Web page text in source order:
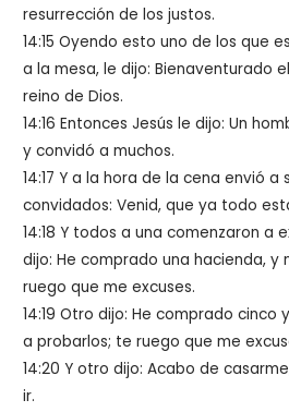
resurrección de los justos.
14:15 Oyendo esto uno de los que
a la mesa, le dijo: Bienaventurado
reino de Dios.
14:16 Entonces Jesús le dijo:Un
y convidó a muchos.
14:17Y a la hora de la cena envió a
convidados: Venid, que ya todo
14:18Y todos a una comenzaron a
dijo: He comprado una hacienda, y
ruego que me excuses.
14:19Otro dijo: He comprado cinco
a probarlos; te ruego que me
14:20Y otro dijo: Acabo de
ir.